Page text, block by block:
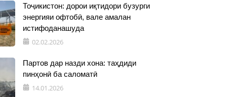
Тоҷикистон: дорои иқтидори бузурги
энергияи офтобӣ, вале амалан
истифоданашуда
02.02.2026
Партов дар назди хона: таҳдиди
пинҳонӣ ба саломатӣ
14.01.2026